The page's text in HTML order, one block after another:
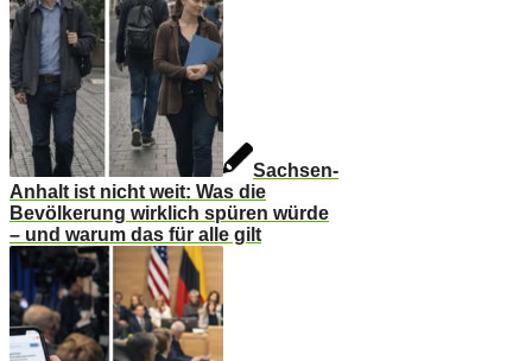
Sachsen-
Anhalt ist nicht weit: Was die
Bevölkerung wirklich spüren würde
– und warum das für alle gilt